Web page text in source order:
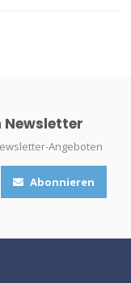
Newsletter
Angeboten
Abonnieren